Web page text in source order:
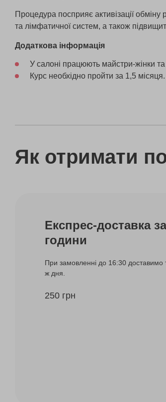
Процедура посприяє активізації
та лімфатичної систем, а також
Додаткова інформація
У салоні працюють майстри-жінки та
Курс необхідно пройти за 1,5 місяця.
Як отримати
Експрес-доставка
години
При замовленні до 16:30 доставимо
ж дня.
250 грн